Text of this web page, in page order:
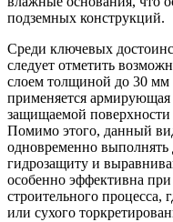
подземных конструкций.
Среди ключевых
следует отметить
слоем толщиной до 30 мм
применяется армирующая
защищаемой
Помимо этого, данный
одновременно
гидрозащиту и
особенно эффективна
строительного процесса,
или сухого